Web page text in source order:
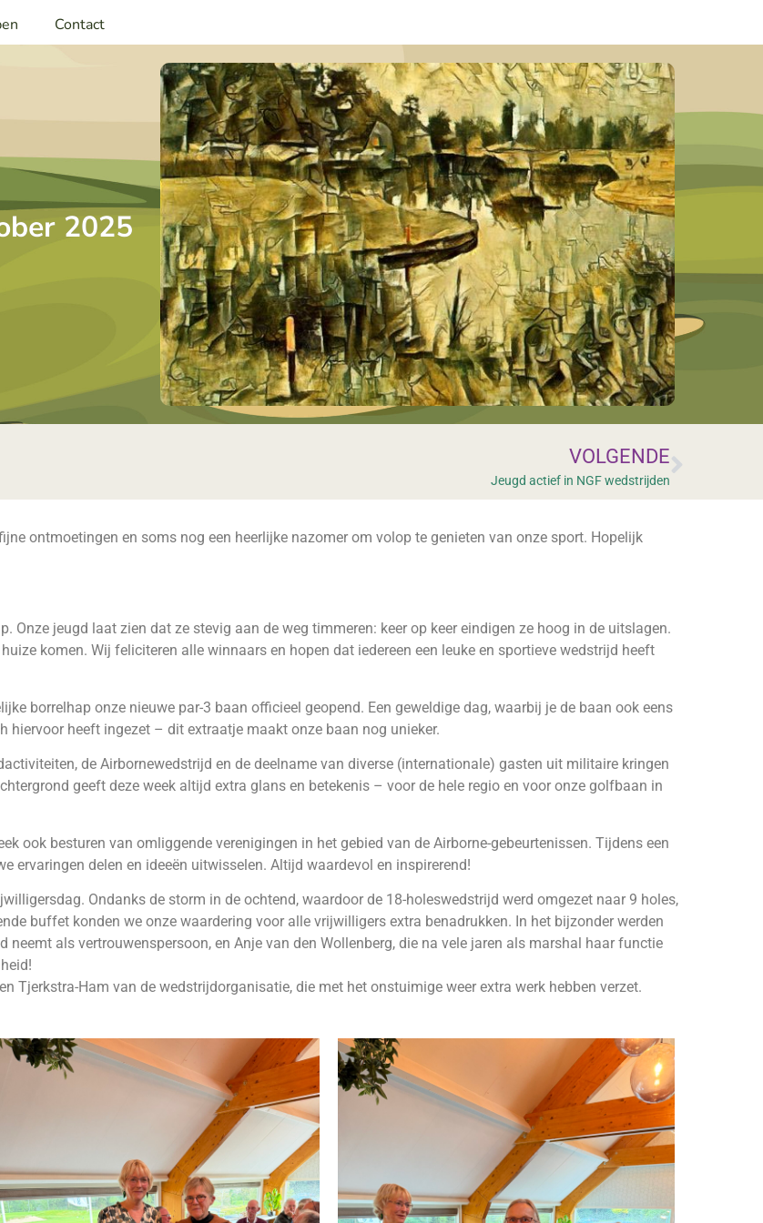
Contact
2025
VOLGENDE
Jeugd actief in NGF wedstrijden
ontmoetingen en soms nog een heerlijke nazomer om volop te genieten van onze sport. Hopelijk
Onze jeugd laat zien dat ze stevig aan de weg timmeren: keer op keer eindigen ze hoog in de uitslagen.
komen. Wij feliciteren alle winnaars en hopen dat iedereen een leuke en sportieve wedstrijd heeft
borrelhap onze nieuwe par-3 baan officieel geopend. Een geweldige dag, waarbij je de baan ook eens
hiervoor heeft ingezet – dit extraatje maakt onze baan nog unieker.
de Airbornewedstrijd en de deelname van diverse (internationale) gasten uit militaire kringen
geeft deze week altijd extra glans en betekenis – voor de hele regio en voor onze golfbaan in
ook besturen van omliggende verenigingen in het gebied van de Airborne-gebeurtenissen. Tijdens een
ervaringen delen en ideeën uitwisselen. Altijd waardevol en inspirerend!
Ondanks de storm in de ochtend, waardoor de 18-holeswedstrijd werd omgezet naar 9 holes,
buffet konden we onze waardering voor alle vrijwilligers extra benadrukken. In het bijzonder werden
als vertrouwenspersoon, en Anje van den Wollenberg, die na vele jaren als marshal haar functie
Tjerkstra-Ham van de wedstrijdorganisatie, die met het onstuimige weer extra werk hebben verzet.